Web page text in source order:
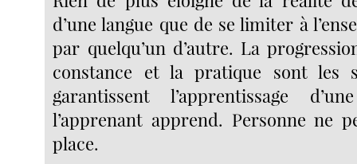
d’une langue que de se limiter à
par quelqu’un d’autre. La
constance et la pratique sont les
garantissent l’apprentissage
l’apprenant apprend. Personne ne
place.